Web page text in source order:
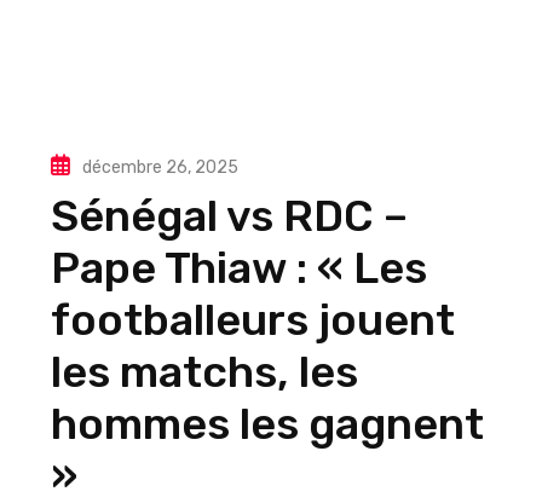
décembre 26, 2025
Sénégal vs RDC –
Pape Thiaw : « Les
footballeurs jouent
les matchs, les
hommes les gagnent
»